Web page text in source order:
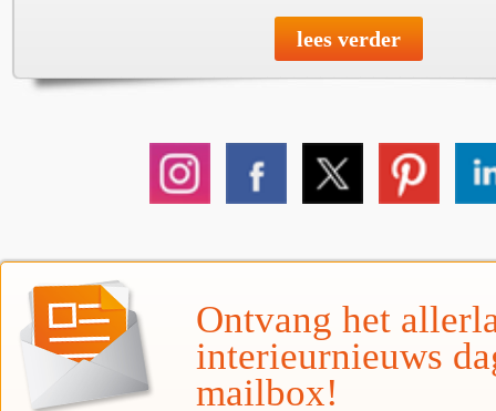
lees verder
Ontvang het
interieurnieuws
mailbox!